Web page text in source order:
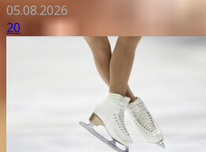
05.08.2026
20